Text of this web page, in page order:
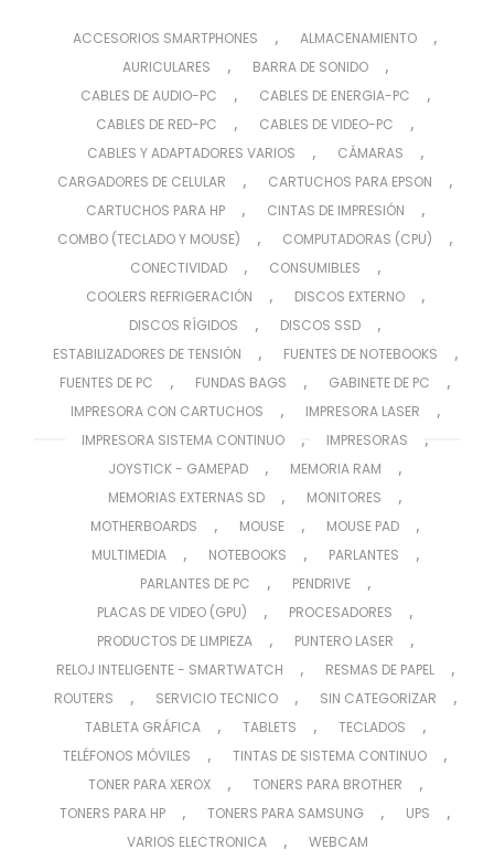
ACCESORIOS SMARTPHONES , ALMACENAMIENTO ,
AURICULARES , BARRA DE SONIDO ,
CABLES DE AUDIO-PC , CABLES DE ENERGIA-PC ,
CABLES DE RED-PC , CABLES DE VIDEO-PC ,
CABLES Y ADAPTADORES VARIOS , CÁMARAS ,
CARGADORES DE CELULAR , CARTUCHOS PARA EPSON ,
CARTUCHOS PARA HP , CINTAS DE IMPRESIÓN ,
COMBO (TECLADO Y MOUSE) , COMPUTADORAS (CPU) ,
CONECTIVIDAD , CONSUMIBLES ,
COOLERS REFRIGERACIÓN , DISCOS EXTERNO ,
DISCOS RÍGIDOS , DISCOS SSD ,
ESTABILIZADORES DE TENSIÓN , FUENTES DE NOTEBOOKS ,
FUENTES DE PC , FUNDAS BAGS , GABINETE DE PC ,
IMPRESORA CON CARTUCHOS , IMPRESORA LASER ,
IMPRESORA SISTEMA CONTINUO , IMPRESORAS ,
JOYSTICK - GAMEPAD , MEMORIA RAM ,
MEMORIAS EXTERNAS SD , MONITORES ,
MOTHERBOARDS , MOUSE , MOUSE PAD ,
MULTIMEDIA , NOTEBOOKS , PARLANTES ,
PARLANTES DE PC , PENDRIVE ,
PLACAS DE VIDEO (GPU) , PROCESADORES ,
PRODUCTOS DE LIMPIEZA , PUNTERO LASER ,
RELOJ INTELIGENTE - SMARTWATCH , RESMAS DE PAPEL ,
ROUTERS , SERVICIO TECNICO , SIN CATEGORIZAR ,
TABLETA GRÁFICA , TABLETS , TECLADOS ,
TELÉFONOS MÓVILES , TINTAS DE SISTEMA CONTINUO ,
TONER PARA XEROX , TONERS PARA BROTHER ,
TONERS PARA HP , TONERS PARA SAMSUNG , UPS ,
VARIOS ELECTRONICA , WEBCAM